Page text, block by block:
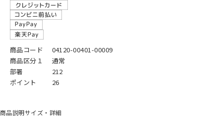
商品コード
04120-00401-00009
商品区分１
通常
部署
212
ポイント
26
商品説明サイズ・詳細